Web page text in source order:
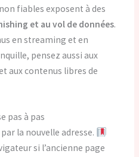
fiables exposent à des
et au vol de données.
en streaming et en
pensez aussi aux
aux contenus libres de
pas à pas
la nouvelle adresse.
si l’ancienne page